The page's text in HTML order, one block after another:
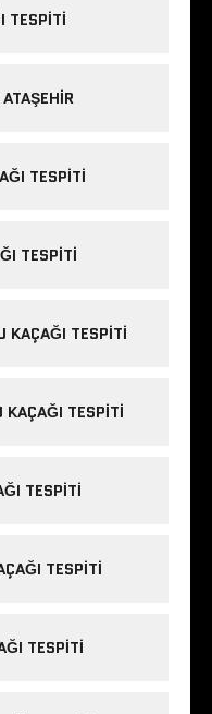
TESPITI
TESPITI
TESPITI
KAÇAĞI TESPITI
KAÇAĞI TESPITI
TESPITI
TESPITI
TESPITI